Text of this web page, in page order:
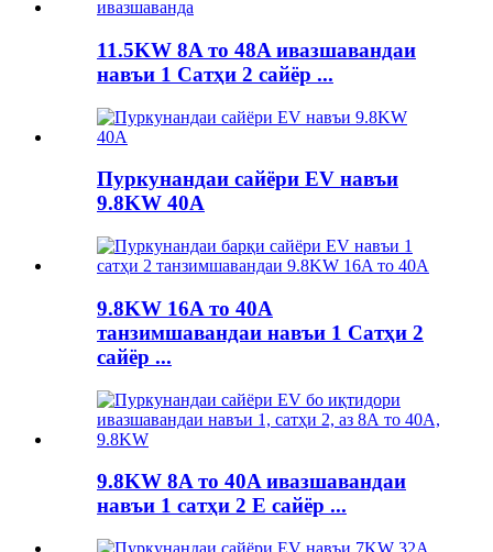
11.5KW 8A то 48A ивазшавандаи
навъи 1 Сатҳи 2 сайёр ...
Пуркунандаи сайёри EV навъи
9.8KW 40A
9.8KW 16A то 40A
танзимшавандаи навъи 1 Сатҳи 2
сайёр ...
9.8KW 8A то 40A ивазшавандаи
навъи 1 сатҳи 2 E сайёр ...